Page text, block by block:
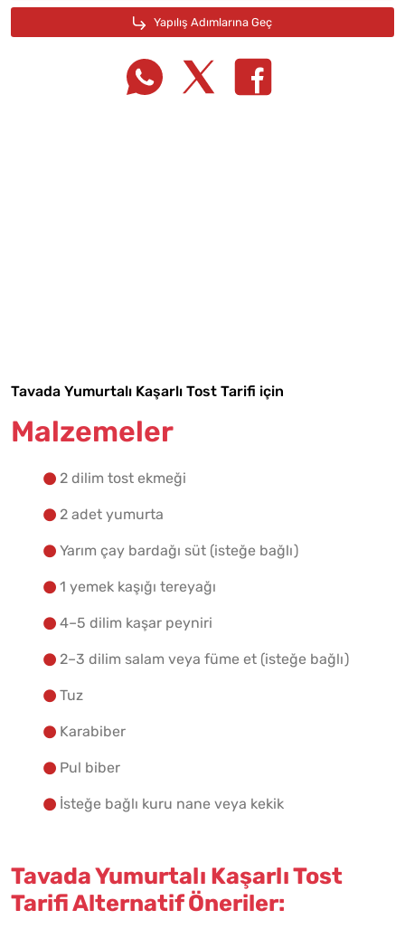
Tavada Yumurtalı Kaşarlı Tost Tarifi için
Malzemeler
2 dilim tost ekmeği
2 adet yumurta
Yarım çay bardağı süt (isteğe bağlı)
1 yemek kaşığı tereyağı
4–5 dilim kaşar peyniri
2–3 dilim salam veya füme et (isteğe bağlı)
Tuz
Karabiber
Pul biber
İsteğe bağlı kuru nane veya kekik
Tavada Yumurtalı Kaşarlı Tost
Tarifi Alternatif Öneriler: